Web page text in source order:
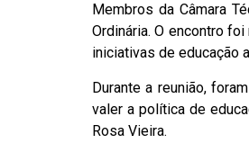
Membros da Câmara
Ordinária. O encontro
iniciativas de educação
Durante a reunião,
valer a política de
Rosa Vieira.